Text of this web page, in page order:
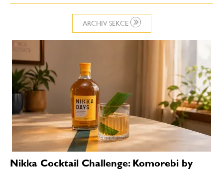
ARCHIV SEKCE
Nikka Cocktail Challenge: Komorebi by